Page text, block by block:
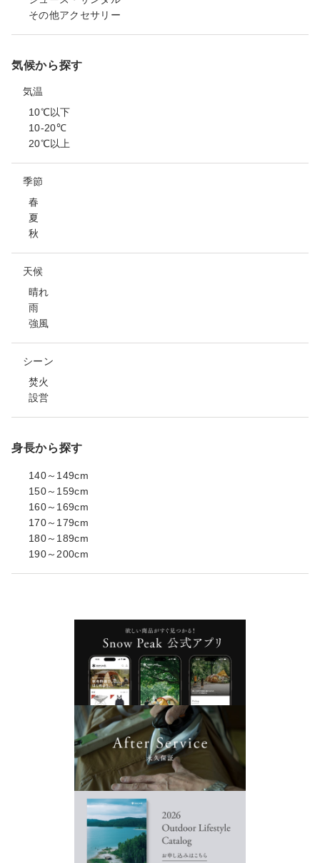
その他アクセサリー
気候から探す
気温
10℃以下
10-20℃
20℃以上
季節
春
夏
秋
天候
晴れ
雨
強風
シーン
焚火
設営
身長から探す
140～149cm
150～159cm
160～169cm
170～179cm
180～189cm
190～200cm